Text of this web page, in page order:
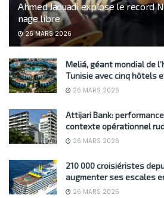
Ahmed Jaouadi explose le record
nage libre
26 MARS 2026
Meliá, géant mondial de
Tunisie avec cinq hôtels
26 MARS 2026
Attijari Bank:
contexte opérationnel
26 MARS 2026
210 000 croisiéristes
augmenter ses escales
26 MARS 2026